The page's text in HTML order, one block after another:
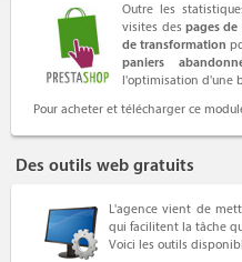
Outre les
visites des pages de
de transformation
paniers
l'optimisation d'une
Pour acheter et télécharger ce
Des outils web gratuits
L'agence vient de
qui facilitent la tâche
Voici les outils